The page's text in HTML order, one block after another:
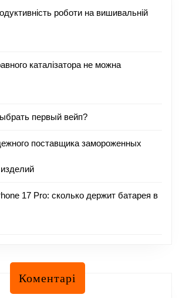
роботи на вишивальній
каталізатора не можна
первый вейп?
поставщика замороженных
17 Pro: сколько держит батарея в
Коментарі